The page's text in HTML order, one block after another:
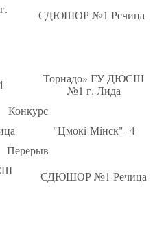
СДЮШОР №1 Речица
Торнадо» ГУ ДЮСШ
№1 г. Лида
Конкурс
"Цмокi-Мiнск"- 4
Перерыв
СДЮШОР №1 Речица